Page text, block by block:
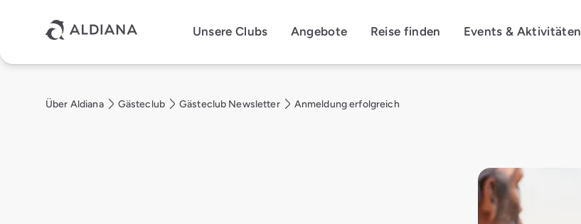
Unsere Clubs
Angebote Reise finden Events & Aktivitäten
Über Aldiana Gästeclub Gästeclub Newsletter Anmeldung erfolgreich